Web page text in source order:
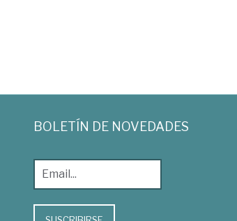
BOLETÍN DE NOVEDADES